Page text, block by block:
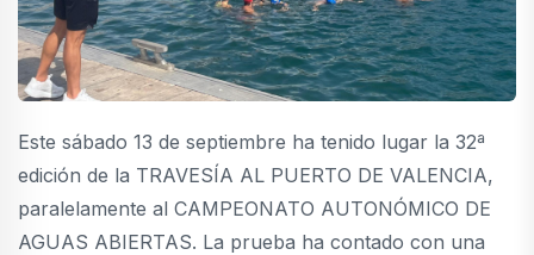
Este sábado 13 de septiembre ha tenido lugar la 32ª
edición de la TRAVESÍA AL PUERTO DE VALENCIA,
paralelamente al CAMPEONATO AUTONÓMICO DE
AGUAS ABIERTAS. La prueba ha contado con una